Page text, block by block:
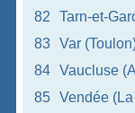
82
Tarn-et-
83
Var
84
Vaucluse
85
Vendée